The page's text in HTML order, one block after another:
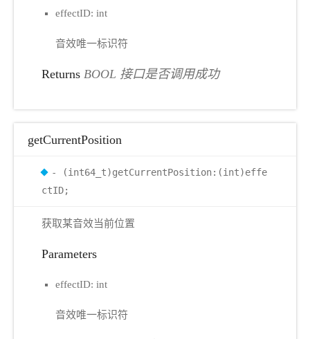
effectID: int
音效唯一标识符
Returns BOOL 接口是否调用成功
getCurrentPosition
- (int64_t)getCurrentPosition:(int)effe
ctID;
获取某音效当前位置
Parameters
effectID: int
音效唯一标识符